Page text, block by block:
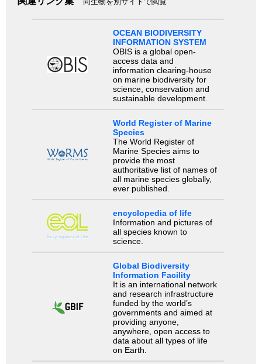
OCEAN BIODIVERSITY
INFORMATION SYSTEM
OBIS is a global open-
access data and
information clearing-house
on marine biodiversity for
science, conservation and
sustainable development.
World Register of Marine
Species
The World Register of
Marine Species aims to
provide the most
authoritative list of names of
all marine species globally,
ever published.
encyclopedia of life
Information and pictures of
all species known to
science.
Global Biodiversity
Information Facility
It is an international network
and research infrastructure
funded by the world’s
governments and aimed at
providing anyone,
anywhere, open access to
data about all types of life
on Earth.